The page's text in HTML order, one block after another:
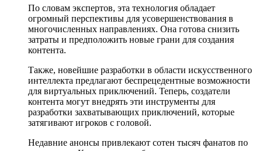
По словам экспертов, эта технология обладает
огромный перспективы для усовершенствования в
многочисленных направлениях. Она готова снизить
затраты и предположить новые грани для создания
контента.
Также, новейшие разработки в области искусственного
интеллекта предлагают беспрецедентные возможности
для виртуальных приключений. Теперь, создатели
контента могут внедрять эти инструменты для
разработки захватывающих приключений, которые
затягивают игроков с головой.
Недавние анонсы привлекают сотен тысяч фанатов по